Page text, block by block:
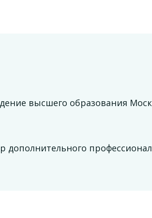
высшего образования
дополнительного